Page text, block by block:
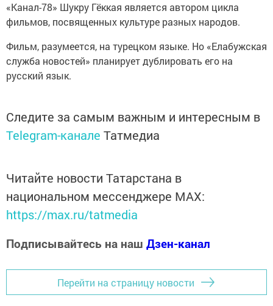
«Канал-78» Шукру Гёккая является автором цикла
фильмов, посвященных культуре разных народов.
Фильм, разумеется, на турецком языке. Но «Елабужская
служба новостей» планирует дублировать его на
русский язык.
Следите за самым важным и интересным в
Telegram-канале Татмедиа
Читайте новости Татарстана в
национальном мессенджере MАХ:
https://max.ru/tatmedia
Подписывайтесь на наш Дзен-канал
Перейти на страницу новости